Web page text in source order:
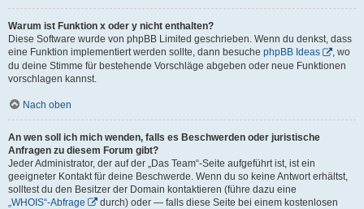
Warum ist Funktion x oder y nicht enthalten?
Diese Software wurde von phpBB Limited geschrieben. Wenn du denkst, dass
eine Funktion implementiert werden sollte, dann besuche phpBB Ideas
, wo
du deine Stimme für bestehende Vorschläge abgeben oder neue Funktionen
vorschlagen kannst.
Nach oben
An wen soll ich mich wenden, falls es Beschwerden oder juristische
Anfragen zu diesem Forum gibt?
Jeder Administrator, der auf der „Das Team“-Seite aufgeführt ist, ist ein
geeigneter Kontakt für deine Beschwerde. Wenn du so keine Antwort erhältst,
solltest du den Besitzer der Domain kontaktieren (führe dazu eine
„WHOIS“-Abfrage
durch) oder — falls diese Seite bei einem kostenlosen